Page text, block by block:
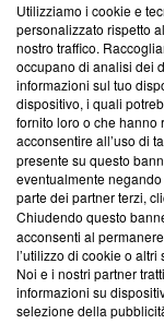
Questa sezione
News, sui nostri
creare news di
‘Trust Project -
ancora membro
parte; Trust
conformità agli
Su di noi
Team editoriale
Corporate
Redazione
Utilizziamo i cookie e
personalizzato rispetto
nostro traffico.
occupano di analisi dei
informazioni sul tuo
dispositivo, i quali
fornito loro o che hanno
acconsentire all’uso di
presente su questo
eventualmente
parte dei partner terzi,
Chiudendo questo
acconsenti al
l’utilizzo di cookie o
Noi e i nostri partner
informazioni su
selezione della